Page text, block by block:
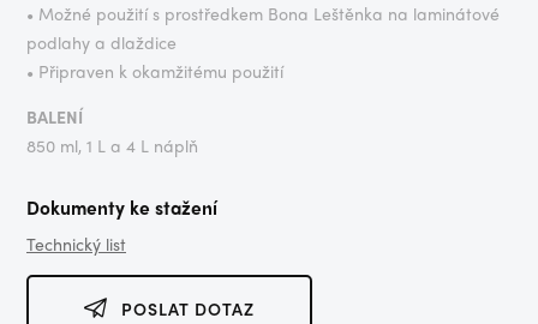
• Možné použití s prostředkem Bona Leštěnka na laminátové
podlahy a dlaždice
• Připraven k okamžitému použití
BALENÍ
850 ml, 1 L a 4 L náplň
Dokumenty ke stažení
Technický list
POSLAT DOTAZ